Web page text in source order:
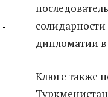
дипломатии в
Клюге также